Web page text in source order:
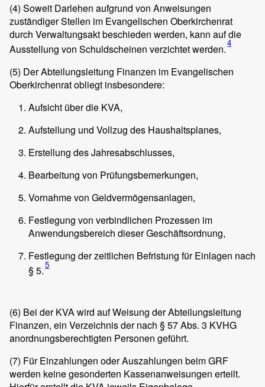
(4) Soweit Darlehen aufgrund von Anweisungen
zuständiger Stellen im Evangelischen Oberkirchenrat
durch Verwaltungsakt beschieden werden, kann auf die
Ausstellung von Schuldscheinen verzichtet werden.4
(5) Der Abteilungsleitung Finanzen im Evangelischen
Oberkirchenrat obliegt insbesondere:
Aufsicht über die KVA,
Aufstellung und Vollzug des Haushaltsplanes,
Erstellung des Jahresabschlusses,
Bearbeitung von Prüfungsbemerkungen,
Vornahme von Geldvermögensanlagen,
Festlegung von verbindlichen Prozessen im
Anwendungsbereich dieser Geschäftsordnung,
Festlegung der zeitlichen Befristung für Einlagen nach
§ 5.5
(6) Bei der KVA wird auf Weisung der Abteilungsleitung
Finanzen, ein Verzeichnis der nach § 57 Abs. 3 KVHG
anordnungsberechtigten Personen geführt.
(7) Für Einzahlungen oder Auszahlungen beim GRF
werden keine gesonderten Kassenanweisungen erteilt.